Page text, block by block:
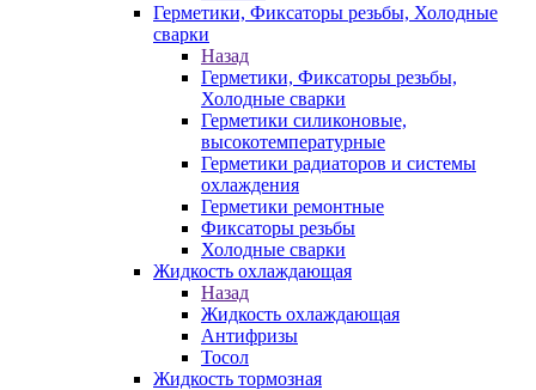
Герметики, Фиксаторы резьбы, Холодные
сварки
Назад
Герметики, Фиксаторы резьбы,
Холодные сварки
Герметики силиконовые,
высокотемпературные
Герметики радиаторов и системы
охлаждения
Герметики ремонтные
Фиксаторы резьбы
Холодные сварки
Жидкость охлаждающая
Назад
Жидкость охлаждающая
Антифризы
Тосол
Жидкость тормозная